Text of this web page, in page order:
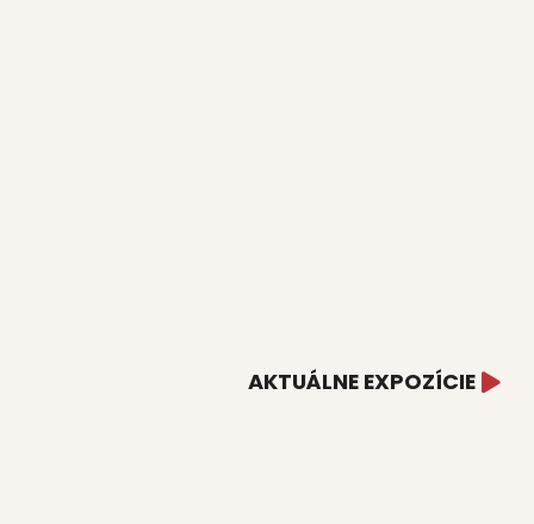
AKTUÁLNE EXPOZÍCIE